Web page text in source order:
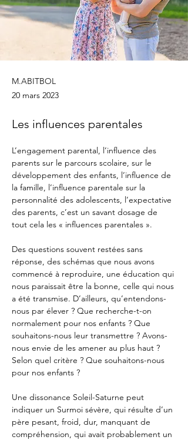
M.ABITBOL
20 mars 2023
Les influences parentales
L’engagement parental, l’influence des
parents sur le parcours scolaire, sur le
développement des enfants, l’influence de
la famille, l’influence parentale sur la
personnalité des adolescents, l’expectative
des parents, c’est un savant dosage de
tout cela les « influences parentales ».
Des questions souvent restées sans
réponse, des schémas que nous avons
commencé à reproduire, une éducation qui
nous paraissait être la bonne, celle qui nous
a été transmise. D’ailleurs, qu’entendons-
nous par élever ? Que recherche-t-on
normalement pour nos enfants ? Que
souhaitons-nous leur transmettre ? Avons-
nous envie de les amener au plus haut ?
Selon quel critère ? Que souhaitons-nous
pour nos enfants ?
Une dissonance Soleil-Saturne peut
indiquer un Surmoi sévère, qui résulte d’un
père pesant, froid, dur, manquant de
compréhension, qui avait probablement un